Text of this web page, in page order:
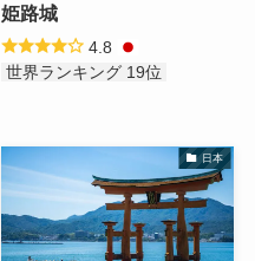
姫路城
4.8
世界ランキング 19位
日本